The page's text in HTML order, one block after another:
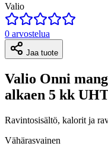
Valio
0 arvostelua
Jaa tuote
Valio Onni
alkaen 5 kk
Ravintosisältö, kalorit ja
Vähärasvainen